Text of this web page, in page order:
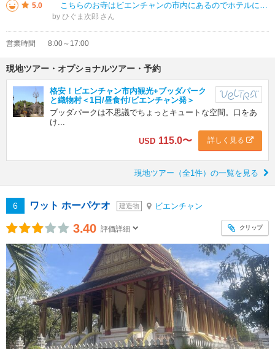
5.0 こちらのお寺はビエンチャンの市内にあるのでホテルによっては歩いても行けます。観覧料は非常にお安く日本円では100円ぐらいです。 本堂が中心にあって四方を回廊で囲みその回廊にたくさんの仏像があります。大きなものから小さ
by ひぐま次郎
営業時間 8:00～17:00
現地ツアー・オプショナルツアー・予約
格安！ビエンチャン市内観光+ブッダパーク
と織物村＜1日/昼食付/ビエンチャン発＞
ブッダパークは不思議でちょっとキュートな空間。口をあ
け...
USD 115.0〜 詳しく見る
現地ツアー（全1件）の一覧を見る
6 ワット ホーパケオ 建造物 ビエンチャン
3.40 評価詳細 クリップ